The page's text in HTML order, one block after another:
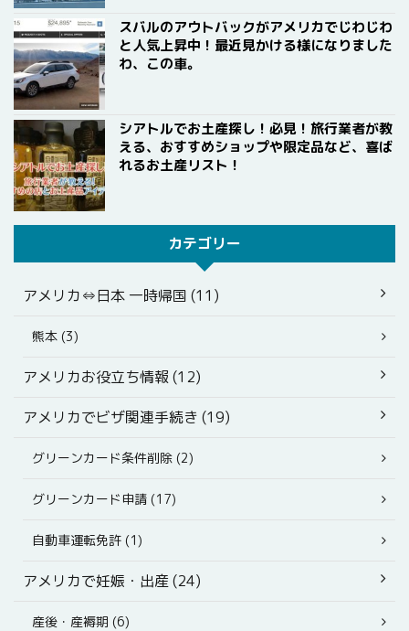
スバルのアウトバックがアメリカでじわじわ
と人気上昇中！最近見かける様になりました
わ、この車。
シアトルでお土産探し！必見！旅行業者が教
える、おすすめショップや限定品など、喜ば
れるお土産リスト！
カテゴリー
アメリカ⇔日本 一時帰国 (11)
熊本 (3)
アメリカお役立ち情報 (12)
アメリカでビザ関連手続き (19)
グリーンカード条件削除 (2)
グリーンカード申請 (17)
自動車運転免許 (1)
アメリカで妊娠・出産 (24)
産後・産褥期 (6)